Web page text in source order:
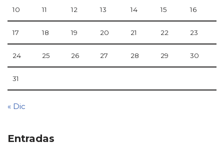
10 11 12 13 14 15 16
17 18 19 20 21 22 23
24 25 26 27 28 29 30
31
« Dic
Entradas